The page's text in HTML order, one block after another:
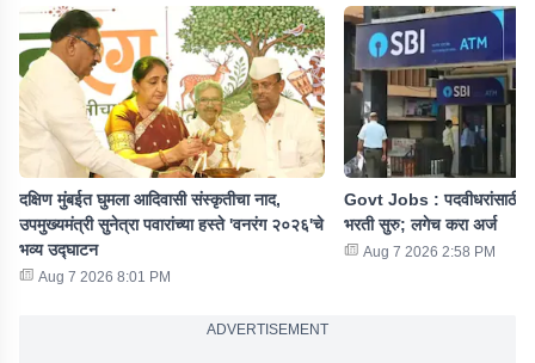
दक्षिण मुंबईत घुमला आदिवासी संस्कृतीचा नाद,
उपमुख्यमंत्री सुनेत्रा पवारांच्या हस्ते 'वनरंग २०२६'चे
भव्य उद्घाटन
Aug 7 2026 8:01 PM
Govt Jobs : पदवीधरांसाठी
भरती सुरु; लगेच करा अर्ज
Aug 7 2026 2:58 PM
ADVERTISEMENT